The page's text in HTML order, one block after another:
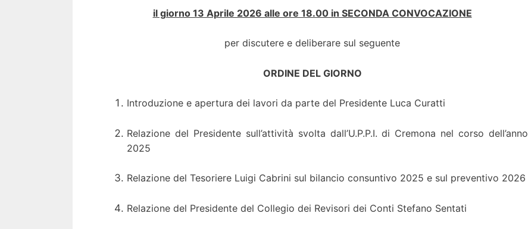
il giorno 13 Aprile 2026 alle ore 18.00 in SECONDA CONVOCAZIONE
per discutere e deliberare sul seguente
ORDINE DEL GIORNO
Introduzione e apertura dei lavori da parte del Presidente Luca Curatti
Relazione del Presidente sull’attività svolta dall’U.P.P.I. di Cremona nel corso dell’anno
2025
Relazione del Tesoriere Luigi Cabrini sul bilancio consuntivo 2025 e sul preventivo 2026
Relazione del Presidente del Collegio dei Revisori dei Conti Stefano Sentati